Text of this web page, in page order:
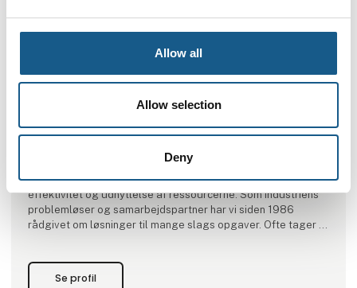
Allow all
Allow selection
Deny
intelligente komponenter herunder bl.a. sensorer, fotoceller,
positionsindikatorer, tællere og relæer.
Vi er fotocellespecialister og leverer ikke blot el
komponenter, men sikrer færre driftsstop, og dermed høj
effektivitet og udnyttelse af ressourcerne. Som industriens
problemløser og samarbejdspartner har vi siden 1986
rådgivet om løsninger til mange slags opgaver. Ofte tager vi
Se profil